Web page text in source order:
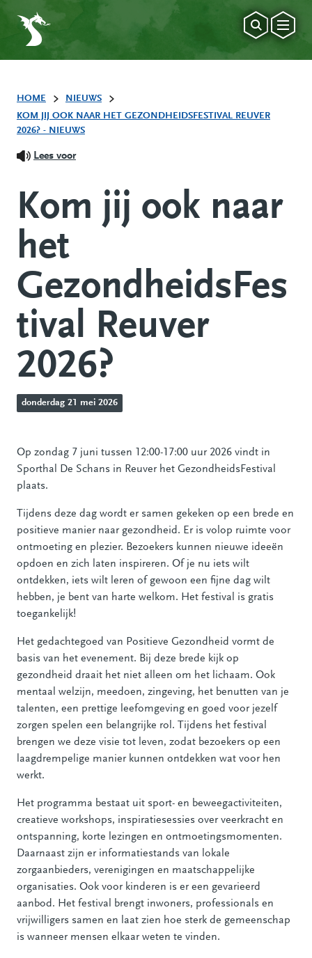
HOME
NIEUWS
KOM JIJ OOK NAAR HET GEZONDHEIDSFESTIVAL REUVER
2026? - NIEUWS
Lees voor
Kom jij ook naar
het
GezondheidsFes
tival Reuver
2026?
donderdag 21 mei 2026
Op zondag 7 juni tussen 12:00-17:00 uur 2026 vindt in
Sporthal De Schans in Reuver het GezondheidsFestival
plaats.
Tijdens deze dag wordt er samen gekeken op een brede en
positieve manier naar gezondheid. Er is volop ruimte voor
ontmoeting en plezier. Bezoekers kunnen nieuwe ideeën
opdoen en zich laten inspireren. Of je nu iets wilt
ontdekken, iets wilt leren of gewoon een fijne dag wilt
hebben, je bent van harte welkom. Het festival is gratis
toegankelijk!
Het gedachtegoed van Positieve Gezondheid vormt de
basis van het evenement. Bij deze brede kijk op
gezondheid draait het niet alleen om het lichaam. Ook
mentaal welzijn, meedoen, zingeving, het benutten van je
talenten, een prettige leefomgeving en goed voor jezelf
zorgen spelen een belangrijke rol. Tijdens het festival
brengen we deze visie tot leven, zodat bezoekers op een
laagdrempelige manier kunnen ontdekken wat voor hen
werkt.
Het programma bestaat uit sport- en beweegactiviteiten,
creatieve workshops, inspiratiesessies over veerkracht en
ontspanning, korte lezingen en ontmoetingsmomenten.
Daarnaast zijn er informatiestands van lokale
zorgaanbieders, verenigingen en maatschappelijke
organisaties. Ook voor kinderen is er een gevarieerd
aanbod. Het festival brengt inwoners, professionals en
vrijwilligers samen en laat zien hoe sterk de gemeenschap
is wanneer mensen elkaar weten te vinden.